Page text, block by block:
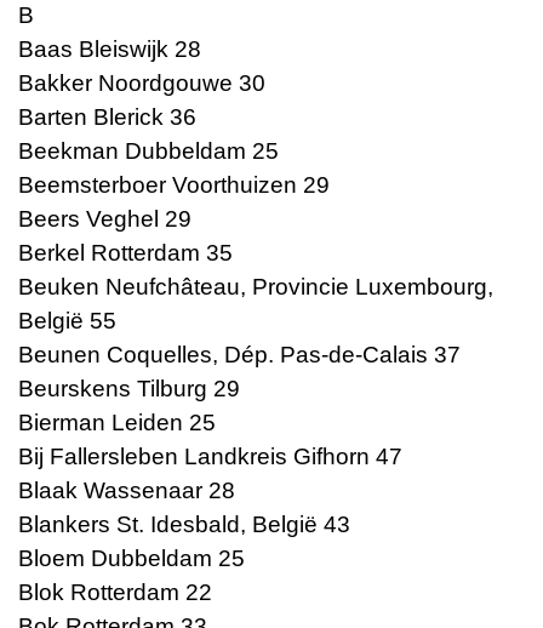
B
Baas Bleiswijk 28
Bakker Noordgouwe 30
Barten Blerick 36
Beekman Dubbeldam 25
Beemsterboer Voorthuizen 29
Beers Veghel 29
Berkel Rotterdam 35
Beuken Neufchâteau, Provincie Luxembourg,
België 55
Beunen Coquelles, Dép. Pas-de-Calais 37
Beurskens Tilburg 29
Bierman Leiden 25
Bij Fallersleben Landkreis Gifhorn 47
Blaak Wassenaar 28
Blankers St. Idesbald, België 43
Bloem Dubbeldam 25
Blok Rotterdam 22